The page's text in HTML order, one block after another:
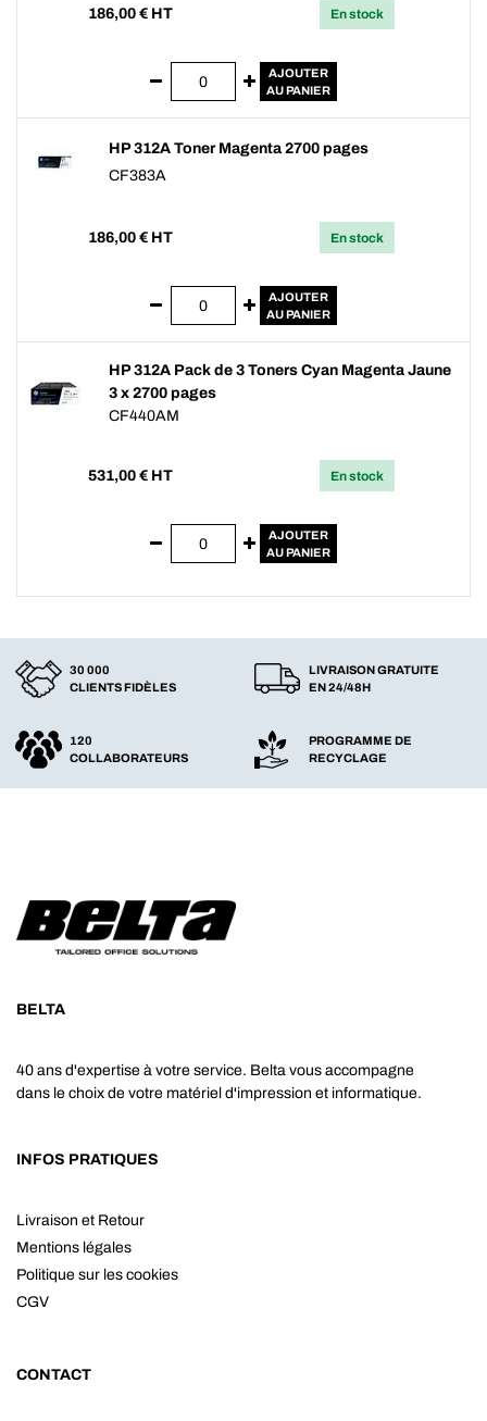
186,00 € HT En stock
AJOUTER
AU PANIER
HP 312A Toner Magenta 2700 pages
CF383A
186,00 € HT En stock
AJOUTER
AU PANIER
HP 312A Pack de 3 Toners Cyan Magenta Jaune
3 x 2700 pages
CF440AM
531,00 € HT En stock
AJOUTER
AU PANIER
30 000
CLIENTS FIDÈLES
LIVRAISON GRATUITE
EN 24/48H
120
COLLABORATEURS
PROGRAMME DE
RECYCLAGE
BELTA
40 ans d'expertise à votre service. Belta vous accompagne
dans le choix de votre matériel d'impression et informatique.
INFOS PRATIQUES
Livraison et Retour
Mentions légales
Politique sur les cookies
CGV
CONTACT